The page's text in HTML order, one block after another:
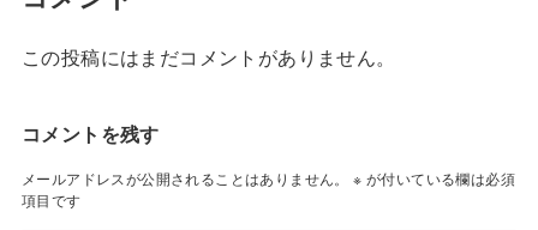
この投稿にはまだコメントがありません。
コメントを残す
メールアドレスが公開されることはありません。 ※ が付いている欄は必須
項目です